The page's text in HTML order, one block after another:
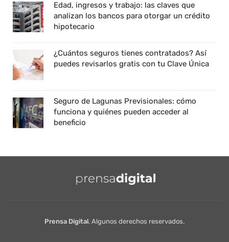
Edad, ingresos y trabajo: las claves que
analizan los bancos para otorgar un crédito
hipotecario
¿Cuántos seguros tienes contratados? Así
puedes revisarlos gratis con tu Clave Única
Seguro de Lagunas Previsionales: cómo
funciona y quiénes pueden acceder al
beneficio
Prensa Digital. Algunos derechos reservados.